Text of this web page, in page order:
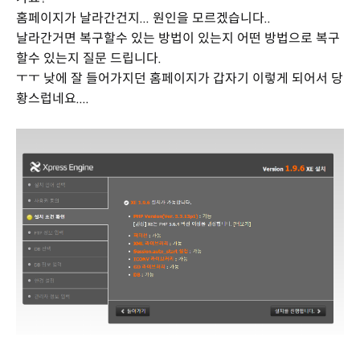
홈페이지가 날라간건지... 원인을 모르겠습니다..
날라간거면 복구할수 있는 방법이 있는지 어떤 방법으로 복구
할수 있는지 질문 드립니다.
ㅜㅜ 낮에 잘 들어가지던 홈페이지가 갑자기 이렇게 되어서 당
황스럽네요....